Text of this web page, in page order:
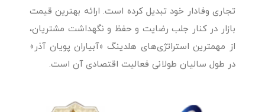
تجاری وفادار خود تبدیل کرده است. ارائه بهترین قیمت
بازار در کنار جلب رضایت و حفظ و نگهداشت مشتریان،
از مهمترین استراتژی‌های هلدینگ «آبیاران پویان آذر»
در طول سالیان طولانی فعالیت اقتصادی آن است.